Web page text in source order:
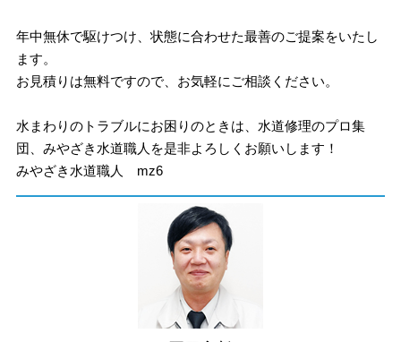
年中無休で駆けつけ、状態に合わせた最善のご提案をいたし
ます。
お見積りは無料ですので、お気軽にご相談ください。
水まわりのトラブルにお困りのときは、水道修理のプロ集
団、みやざき水道職人を是非よろしくお願いします！
みやざき水道職人 mz6